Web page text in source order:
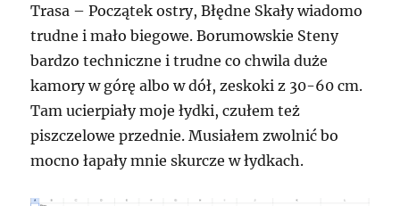
Trasa – Początek ostry, Błędne Skały wiadomo
trudne i mało biegowe. Borumowskie Steny
bardzo techniczne i trudne co chwila duże
kamory w górę albo w dół, zeskoki z 30-60 cm.
Tam ucierpiały moje łydki, czułem też
piszczelowe przednie. Musiałem zwolnić bo
mocno łapały mnie skurcze w łydkach.